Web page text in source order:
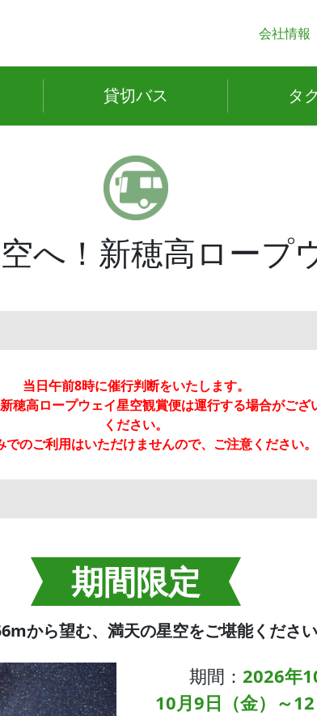
会社情報
貸切バス タク
へ！新穂高ロープ
当日午前8時に催行判断をいたします。
穂高ロープウェイ星空観賞便は運行する場合がご
ください。
でのご利用はいただけませんので、ご注意ください。
期間限定
から望む、満天の星空をご堪能ください
期間： 2026年
10月9日（金）～